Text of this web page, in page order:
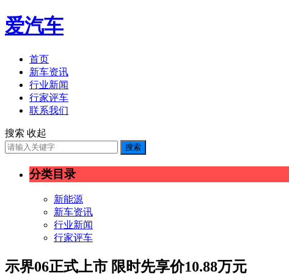
爱汽车
首页
新车资讯
行业新闻
行家评车
联系我们
搜索 收起
搜索
分类目录
新能源
新车资讯
行业新闻
行家评车
示界06正式上市 限时先享价10.88万元